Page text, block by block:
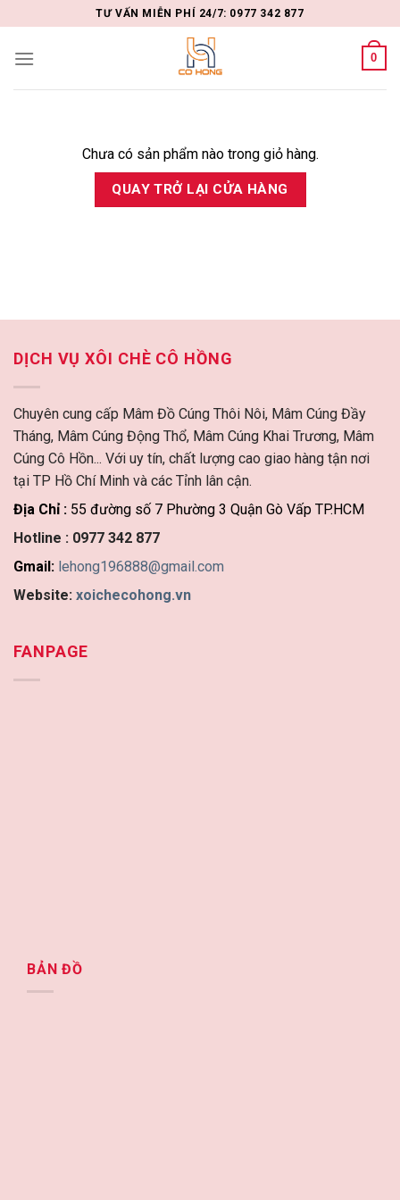
to
content
TƯ VẤN MIỄN PHÍ 24/7: 0977 342 877
0
Chưa có sản phẩm nào trong giỏ hàng.
QUAY TRỞ LẠI CỬA HÀNG
DỊCH VỤ XÔI CHÈ CÔ HỒNG
Chuyên cung cấp Mâm Đồ Cúng Thôi Nôi, Mâm Cúng Đầy
Tháng, Mâm Cúng Động Thổ, Mâm Cúng Khai Trương, Mâm
Cúng Cô Hồn... Với uy tín, chất lượng cao giao hàng tận nơi
tại TP Hồ Chí Minh và các Tỉnh lân cận.
Địa Chỉ : 55 đường số 7 Phường 3 Quận Gò Vấp TP.HCM
Hotline : 0977 342 877
Gmail: lehong196888@gmail.com
Website: xoichecohong.vn
FANPAGE
BẢN ĐỒ